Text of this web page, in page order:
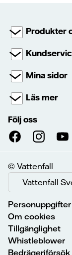
Produkter
Mina sidor
Läs mer
Följ oss
© Vattenfall
Personuppgifter
Om cookies
Tillgänglighet
Whistleblower
Bedrägeriförsök